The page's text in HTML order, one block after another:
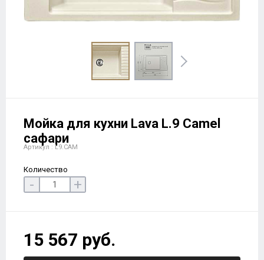
Мойка для кухни Lava L.9 Camel
сафари
Артикул : L9.CAM
Количество
- +
15 567 руб.